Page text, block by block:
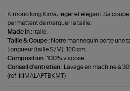
Kimono long Kima, léger et élégant. Sa
permettent de marquer la taille.
Made in : Italie.
Taille & Coupe : Notre mannequin porte une
Longueur (taille S/M) : 120 cm.
Composition :100% viscose.
Conseil d'entretien : Lavage en machine à
(ref-KIMALAPTBKMT)